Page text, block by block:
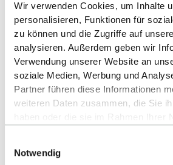
Wir verwenden Cookies, um Inhalte
personalisieren, Funktionen für
zu können und die Zugriffe auf
analysieren. Außerdem geben wir
Verwendung unserer Website an
soziale Medien, Werbung und
Partner führen diese Informationen
weiteren Daten zusammen, die Sie
Alles zum Thema Cookies und
Datenverarbeitung entnehmen Sie
Notwendig
Reutlingen
Alteburgstraße
72762
-
Google Maps